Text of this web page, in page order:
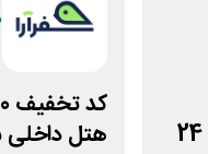
هتل داخلی